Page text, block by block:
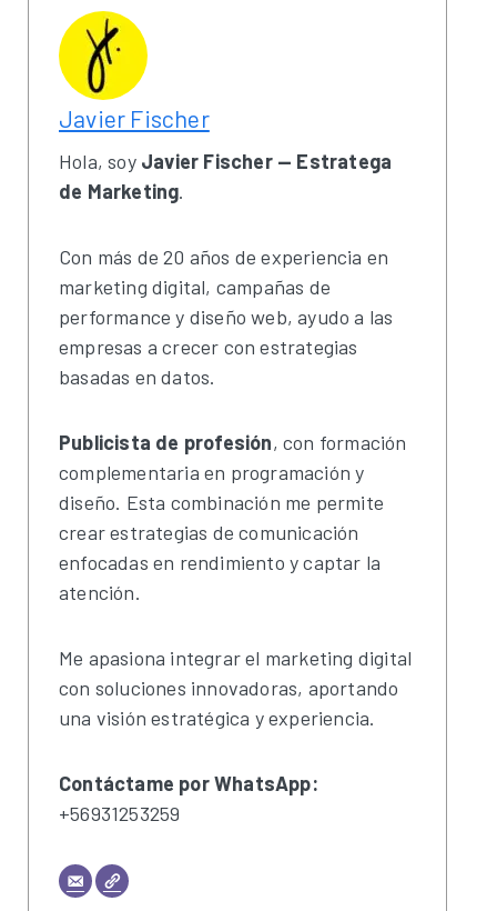
Javier Fischer
Hola, soy Javier Fischer — Estratega
de Marketing.
Con más de 20 años de experiencia en
marketing digital, campañas de
performance y diseño web, ayudo a las
empresas a crecer con estrategias
basadas en datos.
Publicista de profesión, con formación
complementaria en programación y
diseño. Esta combinación me permite
crear estrategias de comunicación
enfocadas en rendimiento y captar la
atención.
Me apasiona integrar el marketing digital
con soluciones innovadoras, aportando
una visión estratégica y experiencia.
Contáctame por WhatsApp:
+56931253259